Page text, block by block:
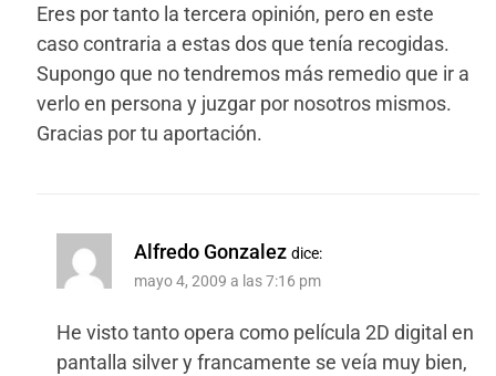
Eres por tanto la tercera opinión, pero en este
caso contraria a estas dos que tenía recogidas.
Supongo que no tendremos más remedio que ir a
verlo en persona y juzgar por nosotros mismos.
Gracias por tu aportación.
Alfredo Gonzalez dice:
mayo 4, 2009 a las 7:16 pm
He visto tanto opera como película 2D digital en
pantalla silver y francamente se veía muy bien,